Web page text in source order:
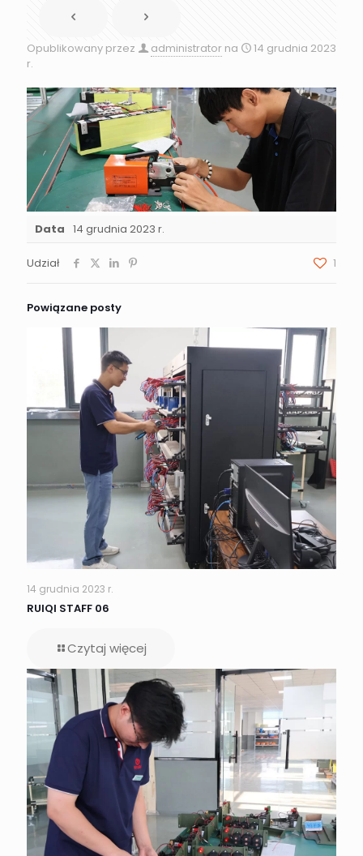
Opublikowany przez administrator na
14 grudnia 2023
r.
Data 14 grudnia 2023 r.
Udział 1
Powiązane posty
14 grudnia 2023 r.
RUIQI STAFF 06
Czytaj więcej